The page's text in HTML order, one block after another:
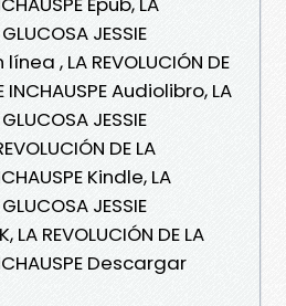
JESSIE
, LA REVOLUCIÓN DE
INCHAUSPE Audiolibro, LA
JESSIE
DE LA
Kindle, LA
JESSIE
LA REVOLUCIÓN DE LA
Descargar